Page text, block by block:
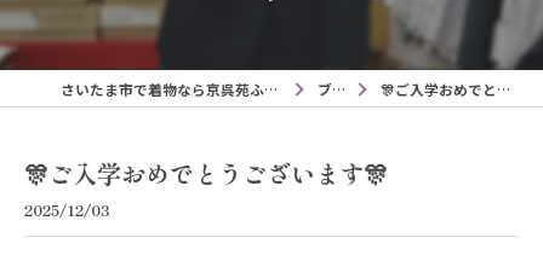
さいたま市で着物なら京呉苑ふじや呉服店与野本町店 ブログ 🎊ご入学おめでとうございます🎊
🎊ご入学おめでとうございます🎊
2025/12/03